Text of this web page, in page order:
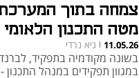
צמחה בתוך
מטה התכנון הלאומי
11.05.26
| גיא נרדי
בשונה מקודמיה בתפקיד,
במגוון תפקידים במנהל